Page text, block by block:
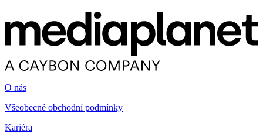
O nás
Všeobecné obchodní podmínky
Kariéra